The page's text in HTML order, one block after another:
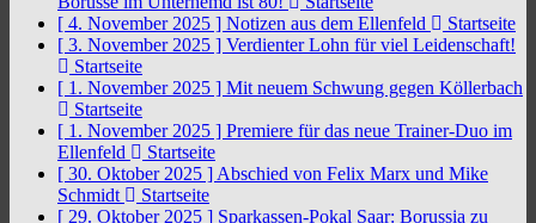
[ 4. November 2025 ] Notizen aus dem Ellenfeld
Startseite
[ 3. November 2025 ] Verdienter Lohn für viel Leidenschaft!
Startseite
[ 1. November 2025 ] Mit neuem Schwung gegen Köllerbach
Startseite
[ 1. November 2025 ] Premiere für das neue Trainer-Duo im
Ellenfeld
Startseite
[ 30. Oktober 2025 ] Abschied von Felix Marx und Mike
Schmidt
Startseite
[ 29. Oktober 2025 ] Sparkassen-Pokal Saar: Borussia zu